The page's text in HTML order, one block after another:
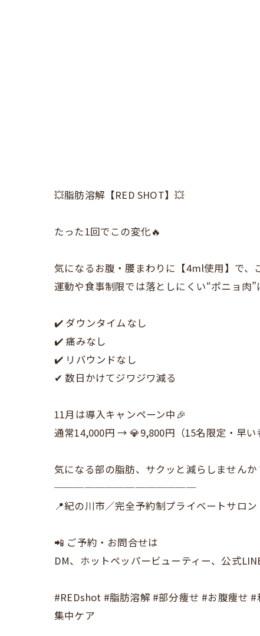
💥脂肪溶解【RED SHOT】💥
たった1回でこの変化🔥
気になるお腹・腰まわりに【4ml使用】で、
運動や食事制限では落としにくい“ポニョ肉”
✔️ ダウンタイムなし
✔️ 痛みなし
✔️ リバウンドなし
✔ 数日かけてジワジワ減る
11月は導入キャンペーン中🎉
通常14,000円 → 💎9,800円（15名限定・早い
気になる部の脂肪、サクッと減らしませんか
──────────────
📍紀の川市／完全予約制プライベートサロン
📲 ご予約・お問合せは
DM、ホットペッパービューティー、公式
#REDshot #脂肪溶解 #部分痩せ #お腹痩せ
集中ケア